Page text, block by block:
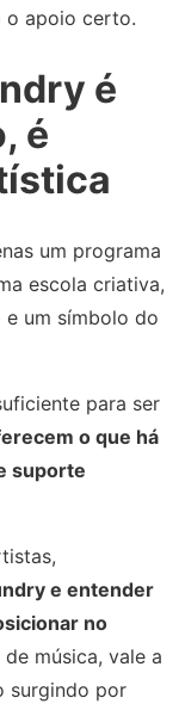
o apoio certo.
é
é
um programa
escola criativa,
e um símbolo do
para ser
o que há
suporte
e entender
no
música, vale a
surgindo por